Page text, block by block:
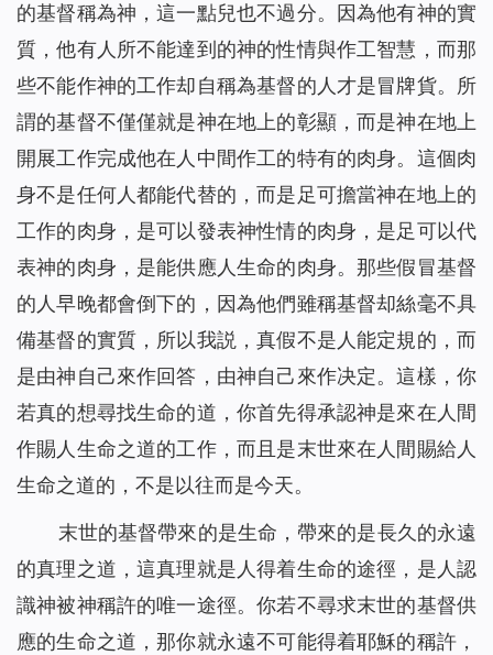
的基督稱為神，這一點兒也不過分。因為他有神的實
質，他有人所不能達到的神的性情與作工智慧，而那
些不能作神的工作却自稱為基督的人才是冒牌貨。所
謂的基督不僅僅就是神在地上的彰顯，而是神在地上
開展工作完成他在人中間作工的特有的肉身。這個肉
身不是任何人都能代替的，而是足可擔當神在地上的
工作的肉身，是可以發表神性情的肉身，是足可以代
表神的肉身，是能供應人生命的肉身。那些假冒基督
的人早晚都會倒下的，因為他們雖稱基督却絲毫不具
備基督的實質，所以我説，真假不是人能定規的，而
是由神自己來作回答，由神自己來作决定。這樣，你
若真的想尋找生命的道，你首先得承認神是來在人間
作賜人生命之道的工作，而且是末世來在人間賜給人
生命之道的，不是以往而是今天。
末世的基督帶來的是生命，帶來的是長久的永遠
的真理之道，這真理就是人得着生命的途徑，是人認
識神被神稱許的唯一途徑。你若不尋求末世的基督供
應的生命之道，那你就永遠不可能得着耶穌的稱許，